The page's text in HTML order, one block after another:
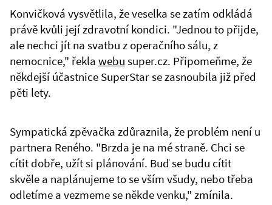
Konvičková vysvětlila, že veselka se zatím odkládá
právě kvůli její zdravotní kondici. "Jednou to přijde,
ale nechci jít na svatbu z operačního sálu, z
nemocnice," řekla webu super.cz. Připomeňme, že
někdejší účastnice SuperStar se zasnoubila již před
pěti lety.
Sympatická zpěvačka zdůraznila, že problém není u
partnera Reného. "Brzda je na mé straně. Chci se
cítit dobře, užít si plánování. Buď se budu cítit
skvěle a naplánujeme to se vším všudy, nebo třeba
odletíme a vezmeme se někde venku," zmínila.